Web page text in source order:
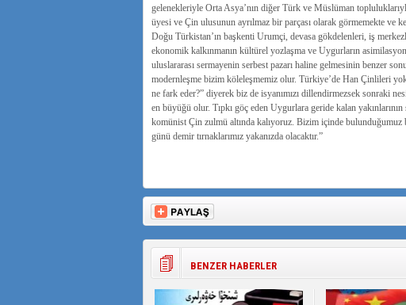
gelenekleriyle Orta Asya’nın diğer Türk ve Müslüman
üyesi ve Çin ulusunun ayrılmaz bir parçası olarak görmemekte ve
Doğu Türkistan’ın başkenti Urumçi, devasa gökdelenleri, iş
ekonomik kalkınmanın kültürel yozlaşma ve Uygurların
uluslararası sermayenin serbest pazarı haline gelmesinin benzer
modernleşme bizim köleleşmemiz olur. Türkiye’de Han Çinlileri
ne fark eder?” diyerek biz de isyanımızı dillendirmezsek sonraki
en büyüğü olur. Tıpkı göç eden Uygurlara geride kalan
komünist Çin zulmü altında kalıyoruz. Bizim içinde bulunduğumuz
günü demir tırnaklarımız yakanızda olacaktır.”
BENZER HABERLER